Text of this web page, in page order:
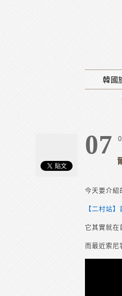
Main韓國
07
今天要介紹
【二村站
它其實就在
而最近索